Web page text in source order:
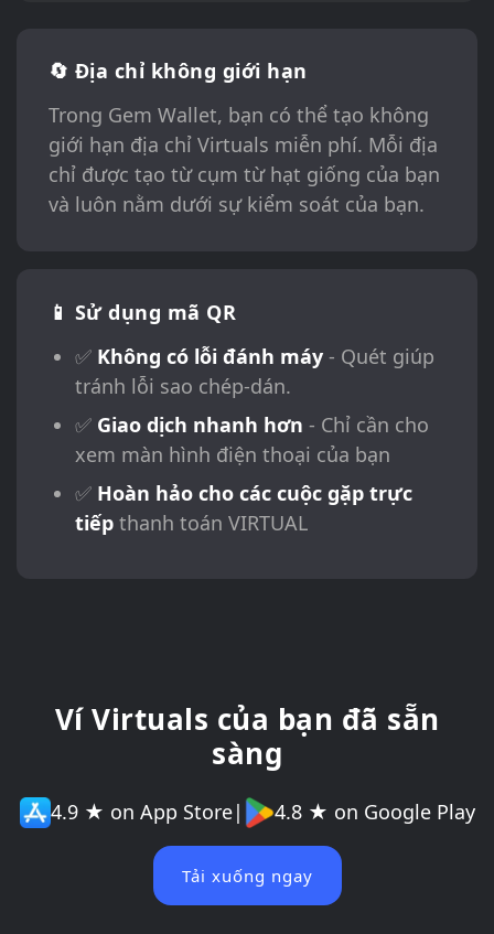
🔄 Địa chỉ không giới hạn
Trong Gem Wallet, bạn có thể tạo không
giới hạn địa chỉ Virtuals miễn phí. Mỗi địa
chỉ được tạo từ cụm từ hạt giống của bạn
và luôn nằm dưới sự kiểm soát của bạn.
📱 Sử dụng mã QR
✅ Không có lỗi đánh máy- Quét giúp
tránh lỗi sao chép-dán.
✅ Giao dịch nhanh hơn - Chỉ cần cho
xem màn hình điện thoại của bạn
✅ Hoàn hảo cho các cuộc gặp trực
tiếpthanh toán VIRTUAL
Ví Virtuals của bạn đã sẵn
sàng
4.9 ★ on App Store| 4.8 ★ on Google Play
Tải xuống ngay